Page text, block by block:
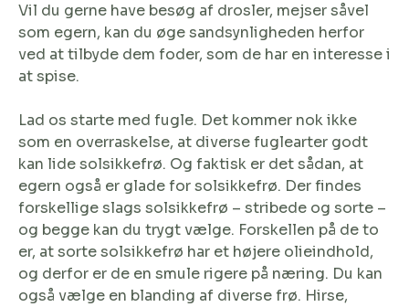
Vil du gerne have besøg af drosler, mejser såvel
som egern, kan du øge sandsynligheden herfor
ved at tilbyde dem foder, som de har en interesse i
at spise.
Lad os starte med fugle. Det kommer nok ikke
som en overraskelse, at diverse fuglearter godt
kan lide solsikkefrø. Og faktisk er det sådan, at
egern også er glade for solsikkefrø. Der findes
forskellige slags solsikkefrø – stribede og sorte –
og begge kan du trygt vælge. Forskellen på de to
er, at sorte solsikkefrø har et højere olieindhold,
og derfor er de en smule rigere på næring. Du kan
også vælge en blanding af diverse frø. Hirse,